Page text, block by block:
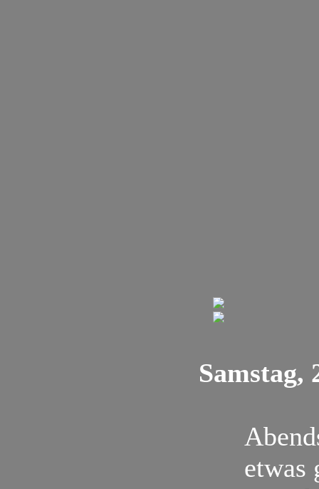
Samstag,
etwas